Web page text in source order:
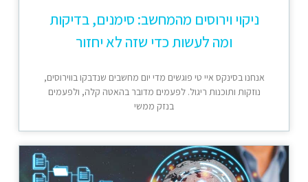
ניקוי וירוסים מהמחשב: סימנים, בדיקות
ומה לעשות כדי שזה לא יחזור
אנחנו בסינקס איי טי פוגשים מדי יום מחשבים שנדבקו בווירוסים,
נוזקות ותוכנות ריגול. לפעמים מדובר בהאטה קלה, ולפעמים
בנזק ממשי